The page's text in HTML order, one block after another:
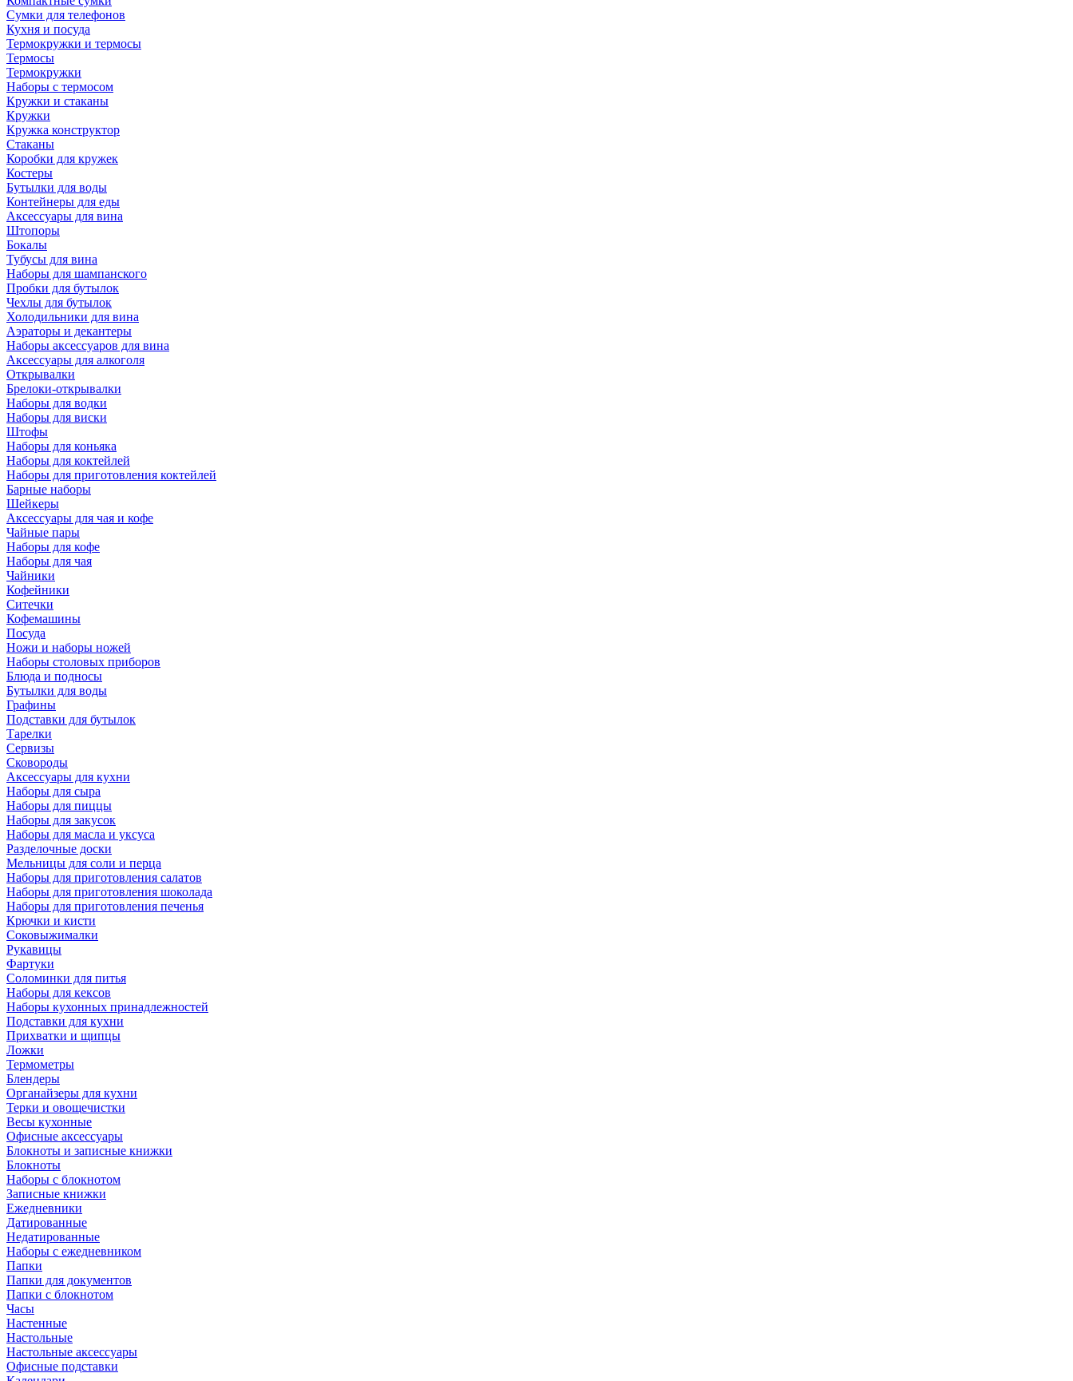
Сумки для телефонов
Кухня и посуда
Термокружки и термосы
Термосы
Термокружки
Наборы с термосом
Кружки и стаканы
Кружки
Кружка конструктор
Стаканы
Коробки для кружек
Костеры
Бутылки для воды
Контейнеры для еды
Аксессуары для вина
Штопоры
Бокалы
Тубусы для вина
Наборы для шампанского
Пробки для бутылок
Чехлы для бутылок
Холодильники для вина
Аэраторы и декантеры
Наборы аксессуаров для вина
Аксессуары для алкоголя
Открывалки
Брелоки-открывалки
Наборы для водки
Наборы для виски
Штофы
Наборы для коньяка
Наборы для коктейлей
Наборы для приготовления коктейлей
Барные наборы
Шейкеры
Аксессуары для чая и кофе
Чайные пары
Наборы для кофе
Наборы для чая
Чайники
Кофейники
Ситечки
Кофемашины
Посуда
Ножи и наборы ножей
Наборы столовых приборов
Блюда и подносы
Бутылки для воды
Графины
Подставки для бутылок
Тарелки
Сервизы
Сковороды
Аксессуары для кухни
Наборы для сыра
Наборы для пиццы
Наборы для закусок
Наборы для масла и уксуса
Разделочные доски
Мельницы для соли и перца
Наборы для приготовления салатов
Наборы для приготовления шоколада
Наборы для приготовления печенья
Крючки и кисти
Соковыжималки
Рукавицы
Фартуки
Соломинки для питья
Наборы для кексов
Наборы кухонных принадлежностей
Подставки для кухни
Прихватки и щипцы
Ложки
Термометры
Блендеры
Органайзеры для кухни
Терки и овощечистки
Весы кухонные
Офисные аксессуары
Блокноты и записные книжки
Блокноты
Наборы с блокнотом
Записные книжки
Ежедневники
Датированные
Недатированные
Наборы с ежедневником
Папки
Папки для документов
Папки с блокнотом
Часы
Настенные
Настольные
Настольные аксессуары
Офисные подставки